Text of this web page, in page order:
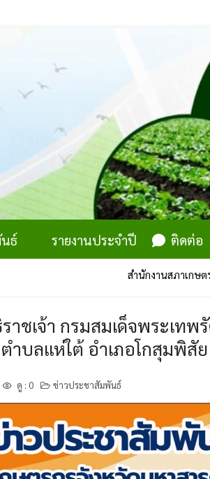
ธ์ รายงานประจำปี ติดต่อ
สำนักงานสภาเกษตรกรจังห
ชเจ้า กรมสมเด็จพระเทพ
บลแห่ใต้ อำเภอโกสุมพิสั
ดู : 0 ข่าวประชาสัมพันธ์